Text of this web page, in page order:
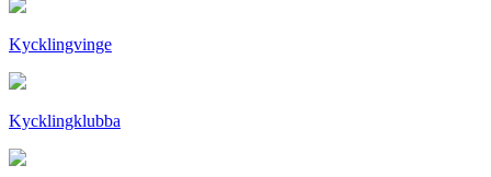
Kycklingvinge
Kycklingklubba